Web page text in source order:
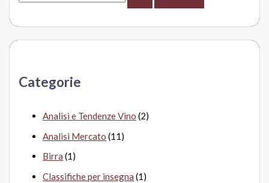
r
:Categorie
Analisi e Tendenze Vino (2)
Analisi Mercato (11)
Birra (1)
Classifiche per insegna (1)